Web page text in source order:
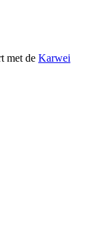
met de Karwei